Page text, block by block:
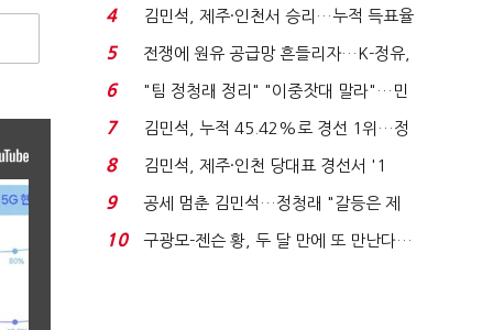
는 추가투표 때리기...
4
김민석, 제주·인천서 승리…누적 득표율
'1위 탈환'(종합)...
5
전쟁에 원유 공급망 흔들리자…K-정유,
에너지안보 핵심...
6
"팀 정청래 정리" "이중잣대 말라"…민
주 최고위원 계파 다...
7
김민석, 누적 45.42%로 경선 1위…정
청래와 격차 0.86%p(...
8
김민석, 제주·인천 당대표 경선서 '1
위'(1보)...
9
공세 멈춘 김민석…정청래 "갈등은 제
가 수습"
10
구광모-젠슨 황, 두 달 만에 또 만난다…